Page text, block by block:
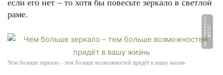
если его нет – то хотя бы повесьте зеркало в светлой
раме.
Ф
О
Т
О:
s
p
b.
o
k
m
a
t
r
a
s.
r
u
Чем больше зеркало – тем больше возможностей придёт в вашу жизнь